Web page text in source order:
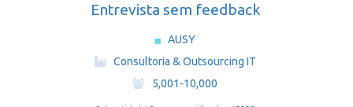
Entrevista sem feedback
AUSY
·
Consultoria & Outsourcing IT
·
5,001-10,000